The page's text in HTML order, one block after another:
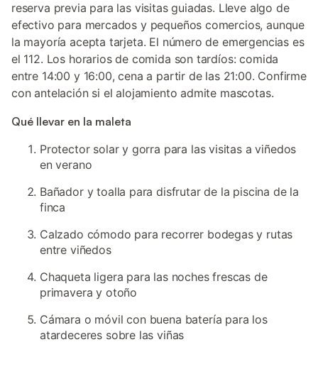
reserva previa para las visitas guiadas. Lleve algo de
efectivo para mercados y pequeños comercios, aunque
la mayoría acepta tarjeta. El número de emergencias es
el 112. Los horarios de comida son tardíos: comida
entre 14:00 y 16:00, cena a partir de las 21:00. Confirme
con antelación si el alojamiento admite mascotas.
Qué llevar en la maleta
Protector solar y gorra para las visitas a viñedos
en verano
Bañador y toalla para disfrutar de la piscina de la
finca
Calzado cómodo para recorrer bodegas y rutas
entre viñedos
Chaqueta ligera para las noches frescas de
primavera y otoño
Cámara o móvil con buena batería para los
atardeceres sobre las viñas